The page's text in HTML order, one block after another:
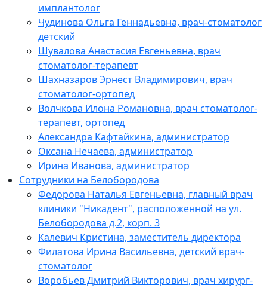
имплантолог
Чудинова Ольга Геннадьевна, врач-стоматолог
детский
Шувалова Анастасия Евгеньевна, врач
стоматолог-терапевт
Шахназаров Эрнест Владимирович, врач
стоматолог-ортопед
Волчкова Илона Романовна, врач стоматолог-
терапевт, ортопед
Александра Кафтайкина, администратор
Оксана Нечаева, администратор
Ирина Иванова, администратор
Сотрудники на Белобородова
Федорова Наталья Евгеньевна, главный врач
клиники "Никадент", расположенной на ул.
Белобородова д.2, корп. 3
Калевич Кристина, заместитель директора
Филатова Ирина Васильевна, детский врач-
стоматолог
Воробьев Дмитрий Викторович, врач хирург-